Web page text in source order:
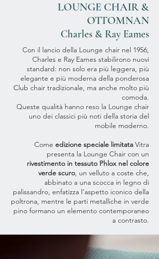
LOUNGE CHAIR &
OTTOMNAN
Charles & Ray Eames
Con il lancio della Lounge chair nel 1956,
Charles e Ray Eames stabilirono nuovi
standard: non solo era più leggera, più
elegante e più moderna della ponderosa
Club chair tradizionale, ma anche molto più
comoda.
Queste qualità hanno reso la Lounge chair
uno dei classici più noti della storia del
mobile moderno.
Come edizione speciale limitata Vitra
presenta la Lounge Chair con un
rivestimento in tessuto Phlox nel colore
verde scuro, un velluto a coste che,
abbinato a una scocca in legno di
palissandro, enfatizza l’aspetto iconico della
poltrona, mentre le parti metalliche in verde
pino formano un elemento contemporaneo
a contrasto.